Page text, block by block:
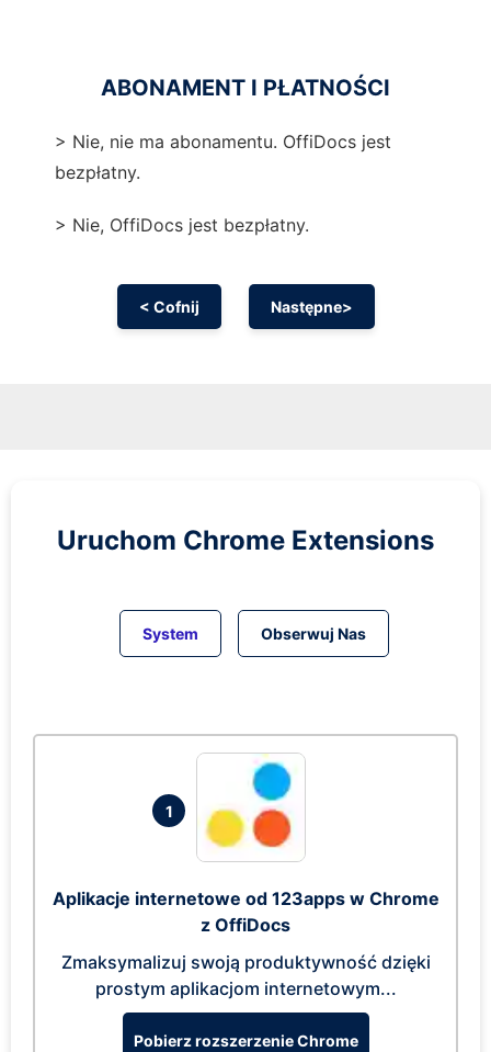
ABONAMENT I PŁATNOŚCI
> Nie, nie ma abonamentu. OffiDocs jest
bezpłatny.
> Nie, OffiDocs jest bezpłatny.
< Cofnij Następne>
Uruchom Chrome Extensions
System Obserwuj Nas
1
Aplikacje internetowe od 123apps w Chrome
z OffiDocs
Zmaksymalizuj swoją produktywność dzięki
prostym aplikacjom internetowym...
Pobierz rozszerzenie Chrome